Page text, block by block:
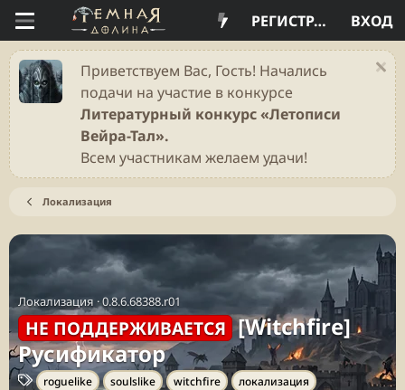
ВХОД
РЕГИСТРАЦИЯ
Приветствуем Вас, Гость! Начались
подачи на участие в конкурсе
Литературный конкурс «Летописи
Вейра-Тал».
Всем участникам желаем удачи!
Локализация
Локализация ·0.8.6.68388.r01
НЕ ПОДДЕРЖИВАЕТСЯ [Witchfire]
Русификатор
Тroguelike soulslike witchfire
локализация